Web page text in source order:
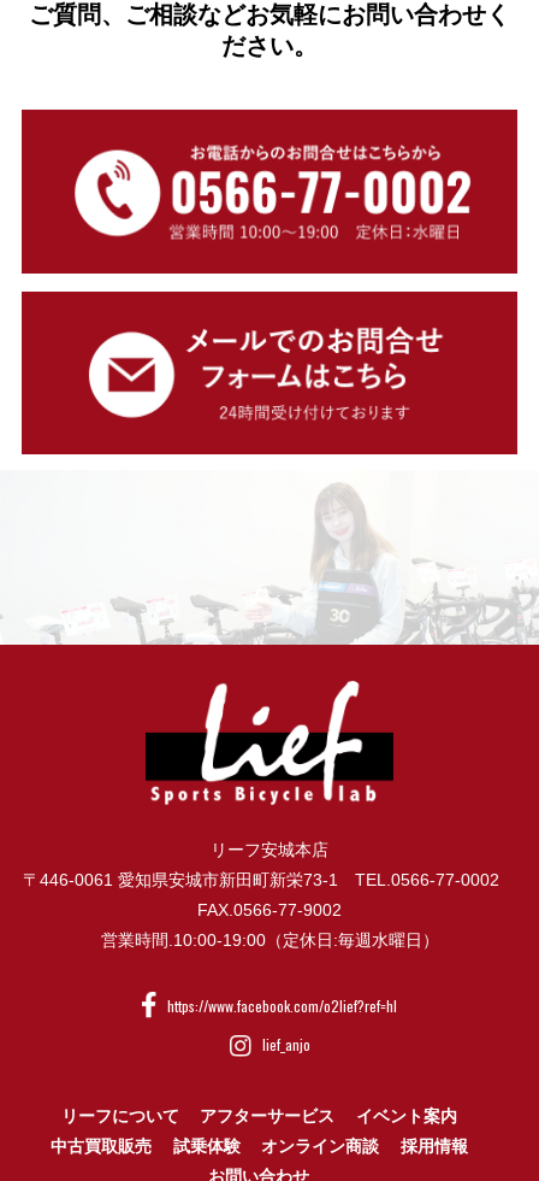
ご質問、ご相談などお気軽にお問い合わせく
ださい。
リーフ安城本店
〒446-0061 愛知県安城市新田町新栄73-1 TEL.0566-77-0002
FAX.0566-77-9002
営業時間.10:00-19:00（定休日:毎週水曜日）
https://www.facebook.com/o2lief?ref=hl
lief_anjo
リーフについて アフターサービス
イベント案内
中古買取販売
試乗体験 オンライン商談
採用情報
お問い合わせ